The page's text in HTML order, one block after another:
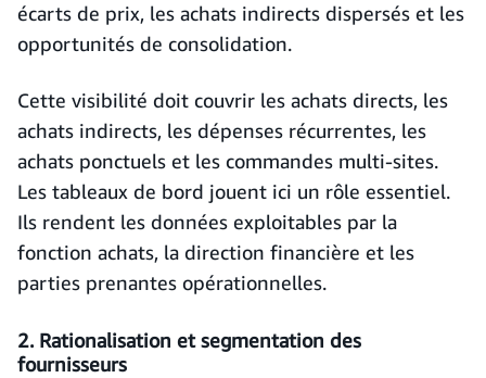
écarts de prix, les achats indirects dispersés et les
opportunités de consolidation.
Cette visibilité doit couvrir les achats directs, les
achats indirects, les dépenses récurrentes, les
achats ponctuels et les commandes multi-sites.
Les tableaux de bord jouent ici un rôle essentiel.
Ils rendent les données exploitables par la
fonction achats, la direction financière et les
parties prenantes opérationnelles.
2. Rationalisation et segmentation des
fournisseurs